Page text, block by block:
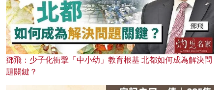
鄧飛：少子化衝擊「中小幼」教育根基 北都如何成為解決問
題關鍵？